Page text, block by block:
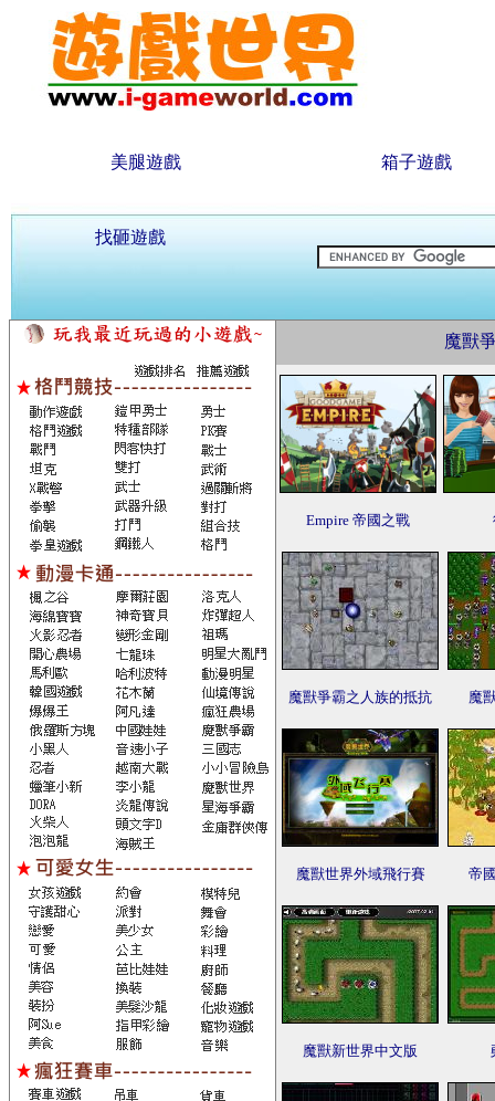
美腿遊戲 箱子遊戲
找砸遊戲
魔獸
Empire 帝國之戰
魔獸爭霸之人族的抵抗 魔
魔獸世界外域飛行賽 帝
魔獸新世界中文版